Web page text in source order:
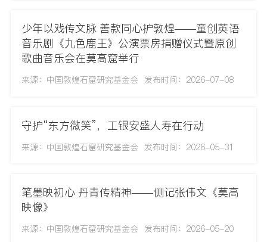
少年以戏传文脉 善款同心护敦煌——童创英语
音乐剧《九色鹿王》公演票房捐赠仪式暨原创
歌曲音乐会在莫高窟举行
来源：中国敦煌石窟研究基金会 发布时间：2026-07-08
守护“东方微笑”，工银安盛人寿在行动
来源：中国敦煌石窟研究基金会 发布时间：2026-05-31
笔墨映初心 丹青传精神——侧记张伟文《莫高
映像》
来源：中国敦煌石窟研究基金会 发布时间：2026-05-20